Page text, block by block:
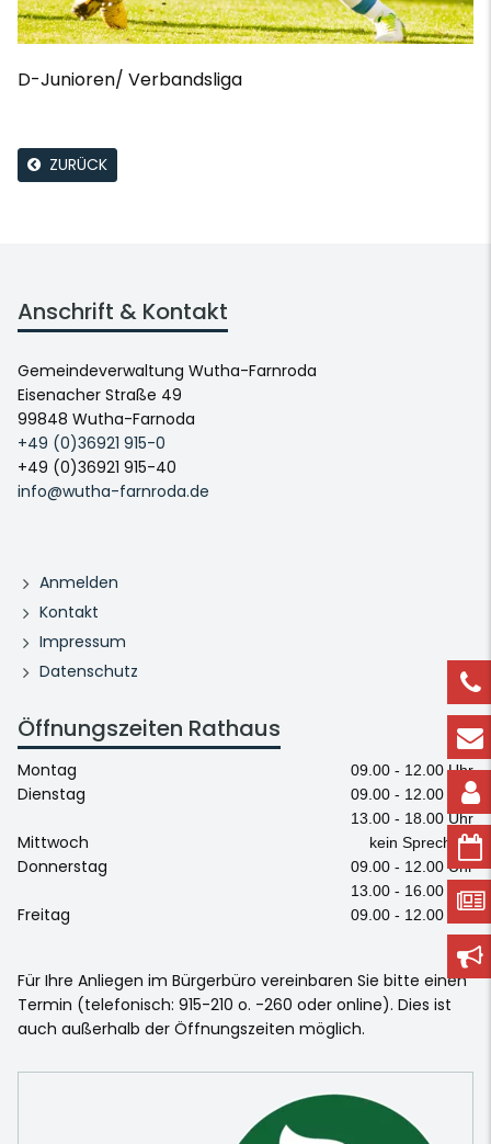
D-Junioren/ Verbandsliga
ZURÜCK
Anschrift & Kontakt
Gemeindeverwaltung Wutha-Farnroda
Eisenacher Straße 49
99848 Wutha-Farnoda
+49 (0)36921 915-0
+49 (0)36921 915-40
info@wutha-farnroda.de
Anmelden
Kontakt
Impressum
Datenschutz
Öffnungszeiten Rathaus
Montag 09.00 - 12.00 Uhr
Dienstag
09.00 - 12.00 Uhr
13.00 - 18.00 Uhr
Mittwoch kein Sprechtag
Donnerstag
09.00 - 12.00 Uhr
13.00 - 16.00 Uhr
Freitag 09.00 - 12.00 Uhr
Für Ihre Anliegen im Bürgerbüro vereinbaren Sie bitte einen
Termin (telefonisch: 915-210 o. -260 oder online). Dies ist
auch außerhalb der Öffnungszeiten möglich.